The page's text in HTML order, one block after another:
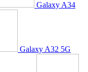
Galaxy A34
Galaxy A32 5G